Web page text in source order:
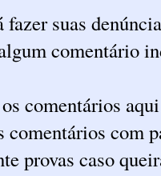
suas
comentário
comentários
comentários com
provas caso